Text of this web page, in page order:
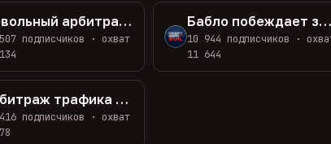
Довольный арбитражник трафика
подписчиков · охват
Бабло
10 944 подписчиков ·
11 644
Арбитраж трафика с Ивановым
подписчиков · охват